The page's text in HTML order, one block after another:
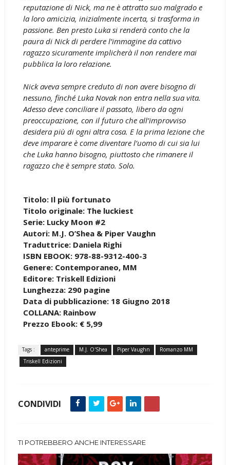
reputazione di Nick, ma ne è attratto suo malgrado e
la loro amicizia, inizialmente incerta, si trasforma in
passione. Ben presto Luka si renderà conto che la
paura di Nick di perdere l’immagine da cattivo
ragazzo sicuramente implicherà il non rendere mai
pubblica la loro relazione.
Nick aveva sempre creduto di non avere bisogno di
nessuno, finché Luka Novak non entra nella sua vita.
Adesso deve conciliare il passato, libero da ogni
preoccupazione, con il futuro che all’improvviso
desidera più di ogni altra cosa. E la prima lezione che
deve imparare è come diventare l’uomo di cui sia lui
che Luka hanno bisogno, piuttosto che rimanere il
ragazzo che è sempre stato. Solo.
Titolo: Il più fortunato
Titolo originale: The luckiest
Serie: Lucky Moon #2
Autori: M.J. O’Shea & Piper Vaughn
Traduttrice: Daniela Righi
ISBN EBOOK: 978-88-9312-400-3
Genere: Contemporaneo, MM
Editore: Triskell Edizioni
Lunghezza: 290 pagine
Data di pubblicazione: 18 Giugno 2018
COLLANA: Rainbow
Prezzo Ebook: € 5,99
Tags : anteprime M.J. O'Shea Piper Vaughn
Romanzo MM
Triskell Edizioni
CONDIVIDI
TI POTREBBERO ANCHE INTERESSARE